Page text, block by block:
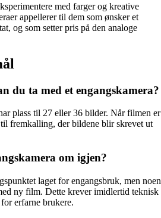
med farger og kreative
appellerer til dem som ønsker et
og som setter pris på den analoge
du ta med et engangskamera?
plass til 27 eller 36 bilder. Når filmen er
fremkalling, der bildene blir skrevet ut
om igjen?
laget for engangsbruk, men noen
ny film. Dette krever imidlertid teknisk
erfarne brukere.